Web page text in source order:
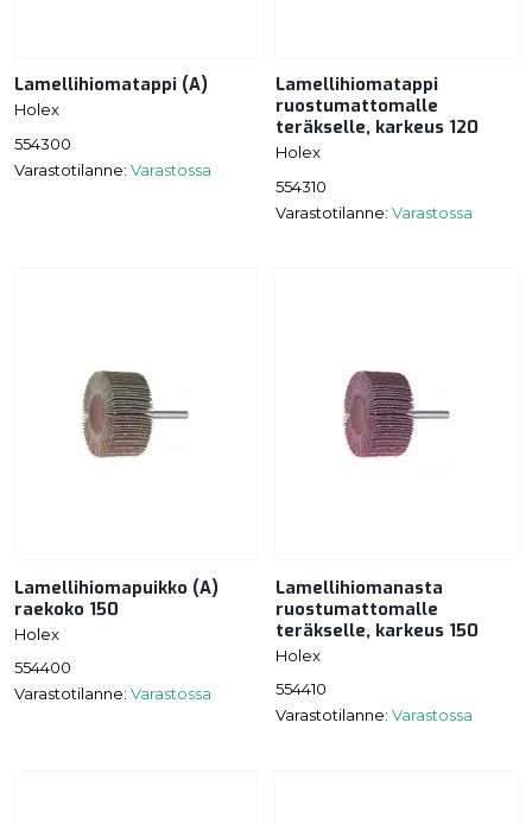
Lamellihiomatappi (A)
Holex
554300
Varastotilanne: Varastossa
Lamellihiomatappi
ruostumattomalle
teräkselle, karkeus 120
Holex
554310
Varastotilanne: Varastossa
Lamellihiomapuikko (A)
raekoko 150
Holex
554400
Varastotilanne: Varastossa
Lamellihiomanasta
ruostumattomalle
teräkselle, karkeus 150
Holex
554410
Varastotilanne: Varastossa